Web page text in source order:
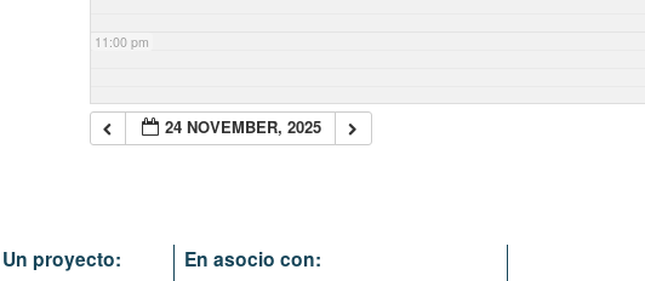
11:00 pm
24 NOVEMBER, 2025
Un proyecto: En asocio con: